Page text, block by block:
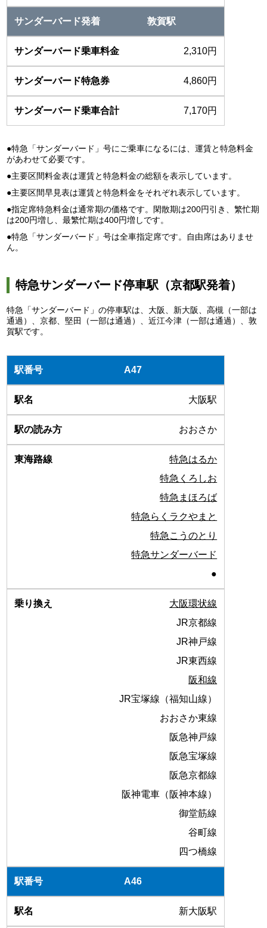
敦賀駅
2,310円
4,860円
7,170円
●特急「サンダーバード」号にご乗車になるには、運賃と特急料金
があわせて必要です。
●主要区間料金表は運賃と特急料金の総額を表示しています。
●主要区間早見表は運賃と特急料金をそれぞれ表示しています。
●指定席特急料金は通常期の価格です。閑散期は200円引き、繁忙期
は200円増し、最繁忙期は400円増しです。
●特急「サンダーバード」号は全車指定席です。自由席はありませ
ん。
特急サンダーバード停車駅（京都駅発着）
特急「サンダーバード」の停車駅は、大阪、新大阪、高槻（一部は
通過）、京都、堅田（一部は通過）、近江今津（一部は通過）、敦
賀駅です。
A47
大阪駅
おおさか
特急はるか
特急くろしお
特急まほろば
特急らくラクやまと
特急こうのとり
特急サンダーバード
●
大阪環状線
JR京都線
JR神戸線
JR東西線
阪和線
JR宝塚線（福知山線）
おおさか東線
阪急神戸線
阪急宝塚線
阪急京都線
阪神電車（阪神本線）
御堂筋線
谷町線
四つ橋線
A46
新大阪駅